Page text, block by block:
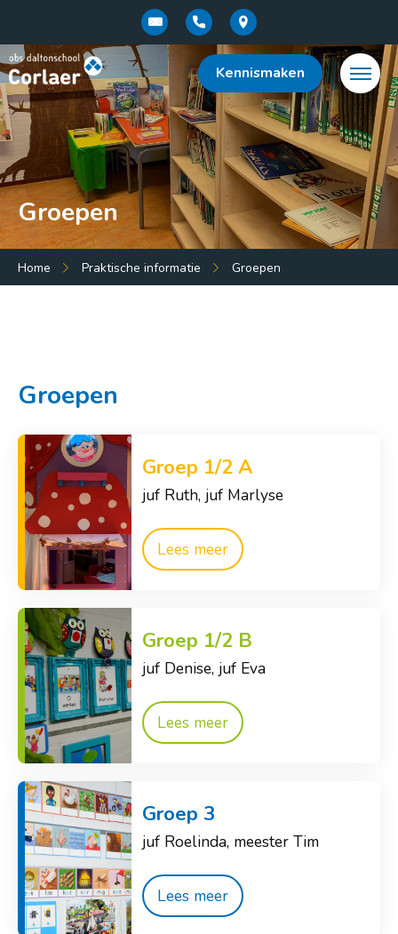
Kennismaken
Menu:
Groepen
Protocollen en beleidsdocumenten
Verlof aanvragen
Schoolgids
Schooltijden en vakanties
Veelgestelde vragen
Kennismaken
Vacatures
Groepen
Home Praktische informatie Groepen
Groepen
Groep 1/2 A
juf Ruth, juf Marlyse
Lees meer
Groep 1/2 B
juf Denise, juf Eva
Lees meer
Groep 3
juf Roelinda, meester Tim
Lees meer